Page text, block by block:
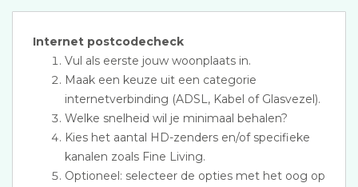
Internet postcodecheck
Vul als eerste jouw woonplaats in.
Maak een keuze uit een categorie
internetverbinding (ADSL, Kabel of Glasvezel).
Welke snelheid wil je minimaal behalen?
Kies het aantal HD-zenders en/of specifieke
kanalen zoals Fine Living.
Optioneel: selecteer de opties met het oog op